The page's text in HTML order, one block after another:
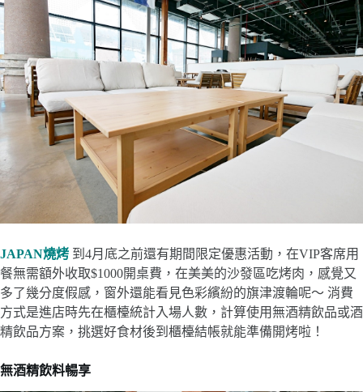
JAPAN燒烤 到4月底之前還有期間限定優惠活動，在VIP客席用
餐無需額外收取$1000開桌費，在美美的沙發區吃烤肉，感覺又
多了幾分度假感，窗外還能看見色彩繽紛的旗津渡輪呢～ 消費
方式是進店時先在櫃檯統計入場人數，計算使用無酒精飲品或酒
精飲品方案，挑選好食材後到櫃檯結帳就能準備開烤啦！
無酒精飲料暢享